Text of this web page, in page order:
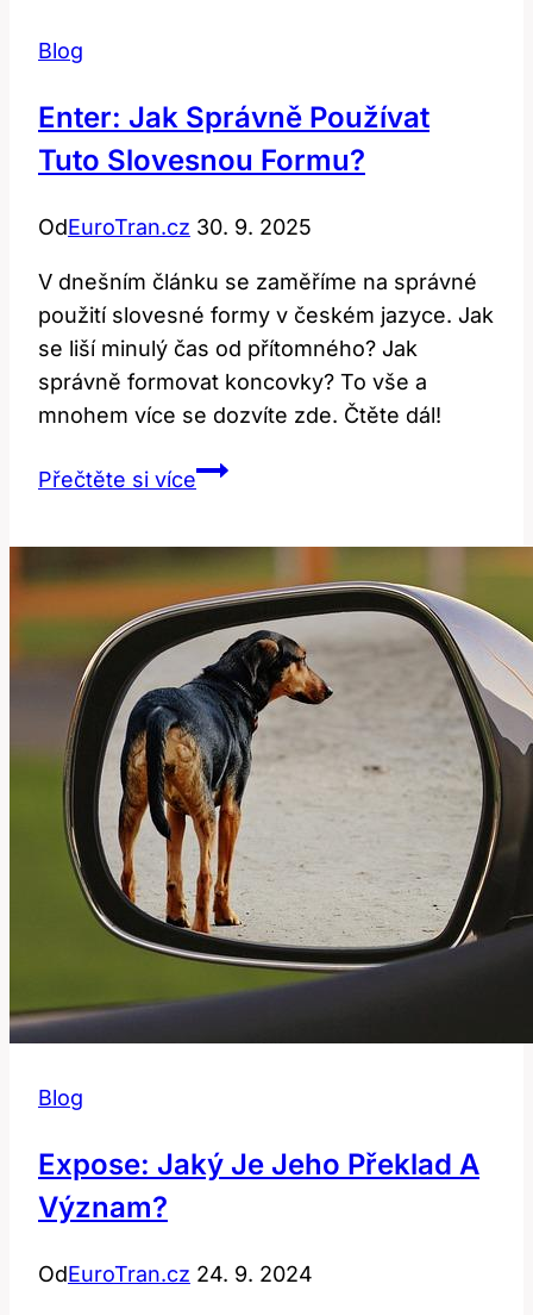
Blog
Enter: Jak Správně Používat
Tuto Slovesnou Formu?
OdEuroTran.cz 30. 9. 2025
V dnešním článku se zaměříme na správné
použití slovesné formy v českém jazyce. Jak
se liší minulý čas od přítomného? Jak
správně formovat koncovky? To vše a
mnohem více se dozvíte zde. Čtěte dál!
Přečtěte si víceEnter:
Používat
Tuto
Slovesnou
Formu?
Blog
Expose: Jaký Je Jeho Překlad A
Význam?
OdEuroTran.cz 24. 9. 2024